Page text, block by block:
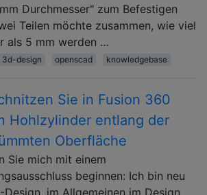
Durchmesser" zum Befestigen
Teilen möchte zusammen, wie viel
als 5 mm werden …
3d-design openscad knowledgebase
Sie in Fusion 360
Hohlzylinder entlang der
Oberfläche
Sie mich mit einem
beginnen: Ich bin neu
Design, im Allgemeinen im Design